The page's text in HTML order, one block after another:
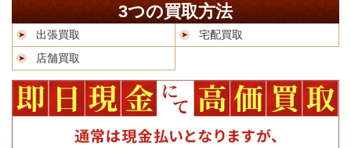
3つの買取方法
出張買取
宅配買取
店舗買取